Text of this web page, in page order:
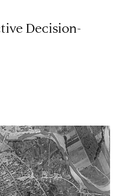
Decision-